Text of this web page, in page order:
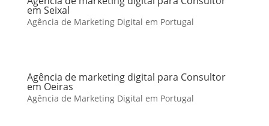
em Seixal
Agência de Marketing Digital em Portugal
Agência de marketing digital para Consultor
em Oeiras
Agência de Marketing Digital em Portugal